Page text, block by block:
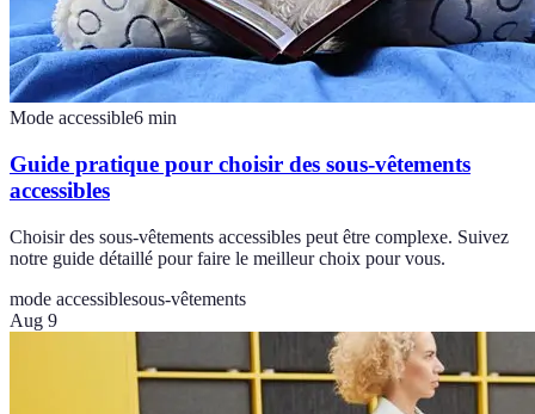
Mode accessible6 min
Guide pratique pour choisir des sous-vêtements
accessibles
Choisir des sous-vêtements accessibles peut être complexe. Suivez
notre guide détaillé pour faire le meilleur choix pour vous.
mode accessiblesous-vêtements
Aug 9